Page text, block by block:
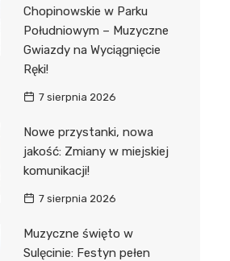
Chopinowskie w Parku
Południowym – Muzyczne
Gwiazdy na Wyciągnięcie
Ręki!
7 sierpnia 2026
Nowe przystanki, nowa
jakość: Zmiany w miejskiej
komunikacji!
7 sierpnia 2026
Muzyczne święto w
Sulęcinie: Festyn pełen